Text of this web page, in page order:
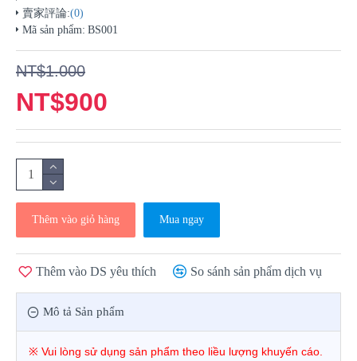
賣家評論:(0)
Mã sản phẩm: BS001
NT$900
NT$1.000
Thêm vào giỏ hàng Mua ngay
Thêm vào DS yêu thích So sánh sản phẩm dịch vụ
Mô tả Sản phẩm
※ Vui lòng sử dụng sản phẩm theo liều lượng khuyến cáo.